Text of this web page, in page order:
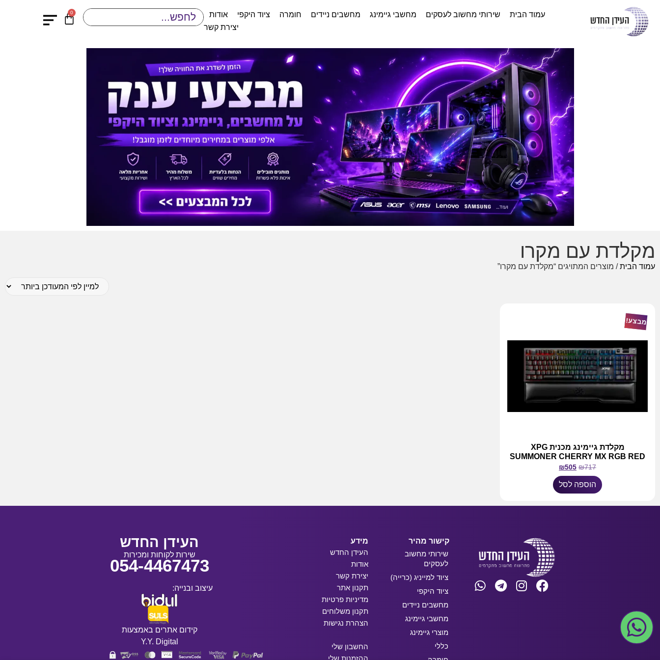
עמוד הבית שירותי מחשוב לעסקים מחשבי גיימינג מחשבים ניידים חומרה ציוד היקפי
אודות
יצירת קשר
0
מקלדת עם מקרו
עמוד הבית/ מוצרים המתויגים “מקלדת עם מקרו”
מבצע!
מקלדת גיימינג מכנית XPG
SUMMONER CHERRY MX RGB RED
₪717
₪505
הוספה לסל
קישור מהיר
שירותי מחשוב
לעסקים
ציוד למייניג (כרייה)
ציוד היקפי
מחשבים ניידים
מחשבי גיימינג
מוצרי גיימינג
כללי
מידע
העידן החדש
אודות
יצירת קשר
תקנון אתר
מדיניות פרטיות
תקנון משלוחים
הצהרת נגישות
החשבון שלי
העידן החדש
שירות לקוחות ומכירות
054-4467473
עיצוב ובנייה:
קידום אתרים באמצעות
Y.Y. Digital